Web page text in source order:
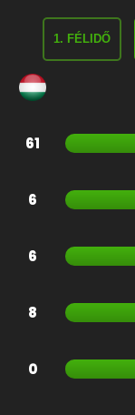
1. FÉLIDŐ
61
6
6
8
0